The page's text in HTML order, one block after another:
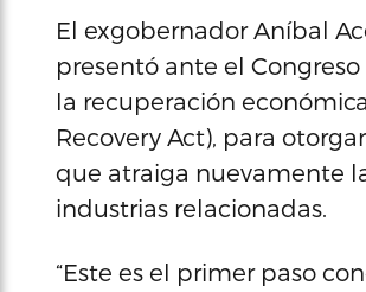
El exgobernador Aníbal
presentó ante el
la recuperación
Recovery Act), para
que atraiga nuevamente
industrias relacionadas.
“Este es el primer paso